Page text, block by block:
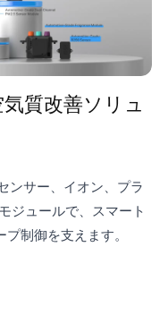
質改善ソリュ
ンサー、イオン、プラ
ジュールで、スマート
制御を支えます。